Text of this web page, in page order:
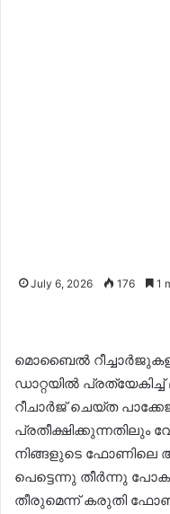
July 6, 2026 176 1
മൊബൈൽ
ഡാറ്റയിൽ
റീചാർജ് ചെയ്ത
പ്രതീക്ഷിക്കുന്നതിലും
നിങ്ങളുടെ ഫോണിലെ
പെട്ടെന്നു തീർന്നു
തീരുമെന്ന് കരുതി ഫോൺ